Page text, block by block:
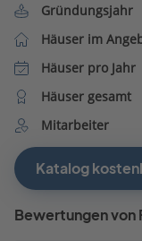
Gründungsjahr
Häuser im
Häuser pro Jahr
Häuser gesamt
Mitarbeiter
Katalog
Bewertungen von